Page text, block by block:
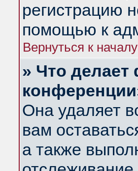
регистрацию
помощью к
Вернуться к началу
» Что
Она удаляет
вам
а также